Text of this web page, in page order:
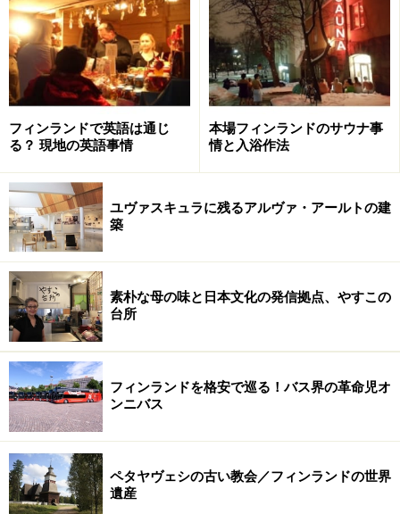
フィンランドで英語は通じ
る？ 現地の英語事情
本場フィンランドのサウナ事
情と入浴作法
ユヴァスキュラに残るアルヴァ・アールトの建
築
素朴な母の味と日本文化の発信拠点、やすこの
台所
フィンランドを格安で巡る！バス界の革命児オ
ンニバス
ペタヤヴェシの古い教会／フィンランドの世界
遺産